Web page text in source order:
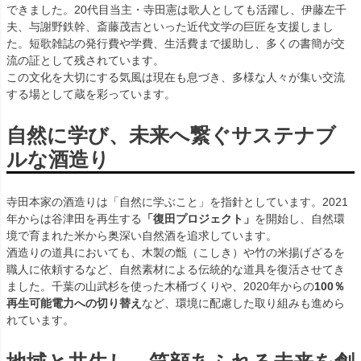
できました。20代目当主・寺田憲は歌人としても活躍し、伊藤左千
夫、与謝野鉄幹、斎藤茂吉といった近代文学の巨匠を支援しまし
た。短歌雑誌の発行費や学費、生活費まで援助し、多くの書簡が交
流の証として残されています。
この文化を大切にする気風は現在も息づき、多様な人々が集い交流
する場として蔵を彩っています。
自然に学び、未来へ繋ぐサステナブ
ルな酒造り
寺田本家の酒造りは「自然に学ぶこと」を指針としています。2021
年からは谷津田を再生する
「復田プロジェクト」 を開始し、自然環
境で育まれた米から奥深い自然酒を追求しています。
酒造りの道具においても、木製の甑（こしき）や竹の米揚げざるを
職人に依頼するなど、自然素材による伝統的な道具を復活させてき
ました。千葉の山武杉を使った木桶づくりや、2020年からの100％
再生可能電力への切り替え など、環境に配慮した取り組みも進めら
れています。